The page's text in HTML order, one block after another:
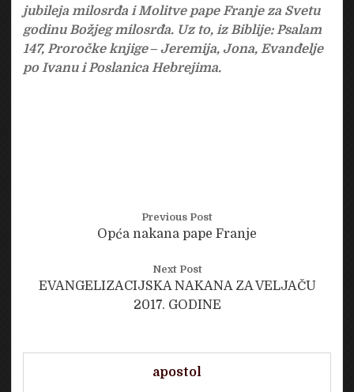
jubileja milosrđa i Molitve pape Franje za Svetu
godinu Božjeg milosrđa. Uz to, iz Biblije: Psalam
147, Proročke knjige ‒ Jeremija, Jona, Evanđelje
po Ivanu i Poslanica Hebrejima.
Previous Post
Opća nakana pape Franje
Next Post
EVANGELIZACIJSKA NAKANA ZA VELJAČU
2017. GODINE
apostol